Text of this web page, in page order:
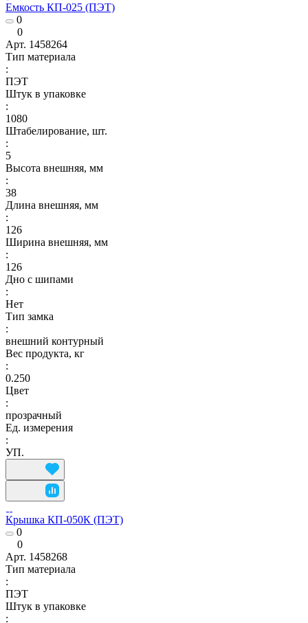
Емкость КП-025 (ПЭТ)
0
0
Арт. 1458264
Тип материала
:
ПЭТ
Штук в упаковке
:
1080
Штабелирование, шт.
:
5
Высота внешняя, мм
:
38
Длина внешняя, мм
:
126
Ширина внешняя, мм
:
126
Дно с шипами
:
Нет
Тип замка
:
внешний контурный
Вес продукта, кг
:
0.250
Цвет
:
прозрачный
Ед. измерения
:
УП.
Крышка КП-050К (ПЭТ)
0
0
Арт. 1458268
Тип материала
:
ПЭТ
Штук в упаковке
: